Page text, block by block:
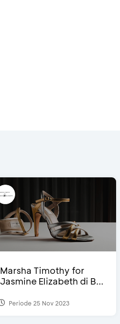
Marsha Timothy for
Jasmine Elizabeth di B...
Periode 25 Nov 2023